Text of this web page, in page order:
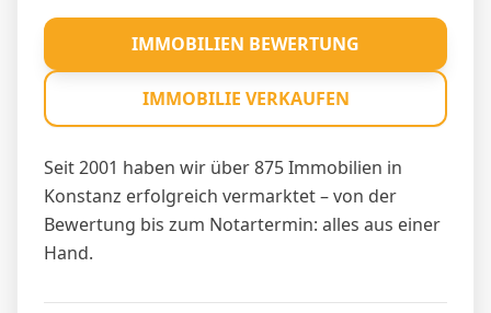
Seit 2001 haben wir über 875 Immobilien in
Konstanz erfolgreich vermarktet – von der
Bewertung bis zum Notartermin: alles aus einer
Hand.
IMMOBILIEN BEWERTUNG
IMMOBILIE VERKAUFEN